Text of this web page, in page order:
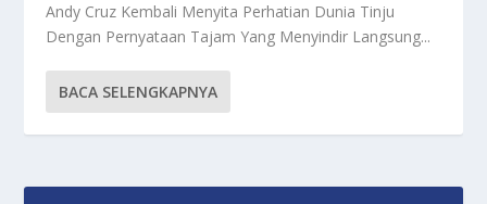
Andy Cruz Kembali Menyita Perhatian Dunia Tinju
Dengan Pernyataan Tajam Yang Menyindir Langsung...
BACA SELENGKAPNYA